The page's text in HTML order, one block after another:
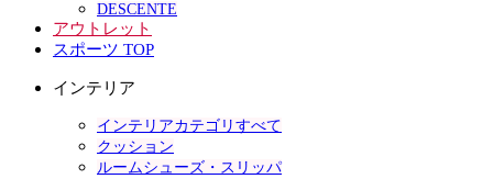
DESCENTE
アウトレット
スポーツ TOP
インテリア
インテリアカテゴリすべて
クッション
ルームシューズ・スリッパ